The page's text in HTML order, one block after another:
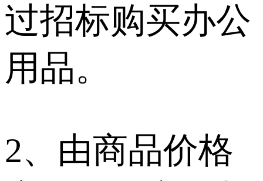
过招标购买办公
用品。
2、由商品价格